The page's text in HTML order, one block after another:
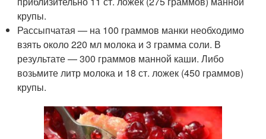
крупы.
Рассыпчатая — на 100 граммов манки необходимо
взять около 220 мл молока и 3 грамма соли. В
результате — 300 граммов манной каши. Либо
возьмите литр молока и 18 ст. ложек (450 граммов)
крупы.